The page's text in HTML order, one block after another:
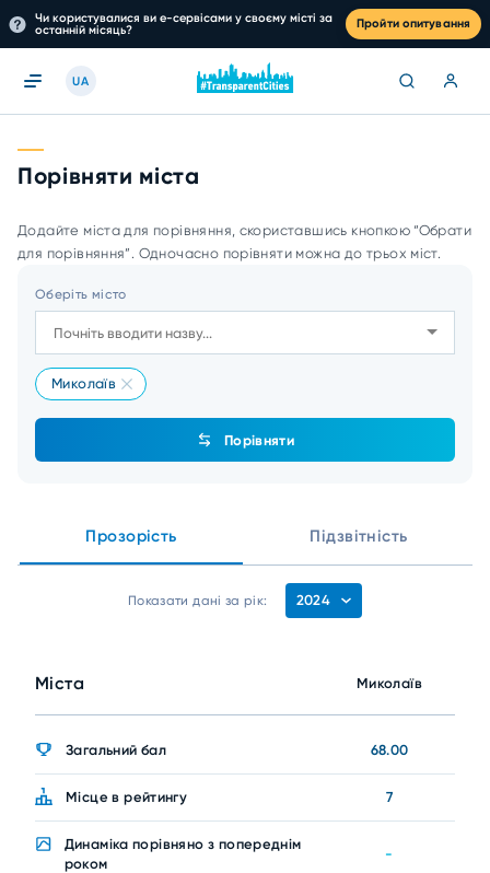
Чи користувалися ви е-сервісами у своєму місті за
останній місяць?
Пройти опитування
UA
Порівняти міста
Додайте міста для порівняння, скориставшись кнопкою “Обрати
для порівняння”. Одночасно порівняти можна до трьох міст.
Оберіть місто
Миколаїв
Порівняти
Прозорість Підзвітність
Показати дані за рік: 2024
Міста Миколаїв
Загальний бал 68.00
Місце в рейтингу 7
Динаміка порівняно з попереднім
роком
-